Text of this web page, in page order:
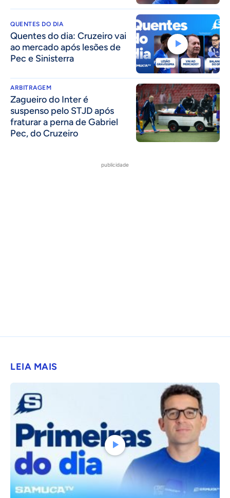
QUENTES DO DIA
Quentes do dia: Cruzeiro vai
ao mercado após lesões de
Pec e Sinisterra
ARBITRAGEM
Zagueiro do Inter é
suspenso pelo STJD após
fraturar a perna de Gabriel
Pec, do Cruzeiro
publicidade
LEIA MAIS